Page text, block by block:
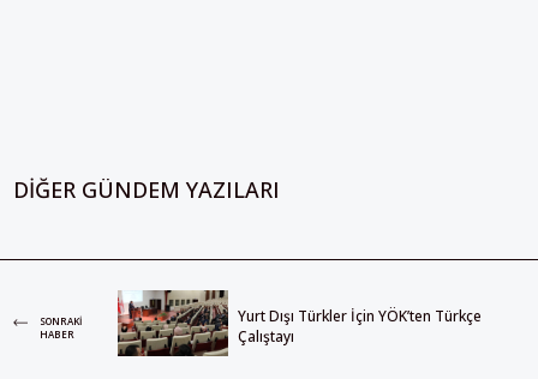
DIĞER GÜNDEM YAZILARI
SONRAKI
HABER
Yurt Dışı Türkler İçin YÖK’ten Türkçe
Çalıştayı